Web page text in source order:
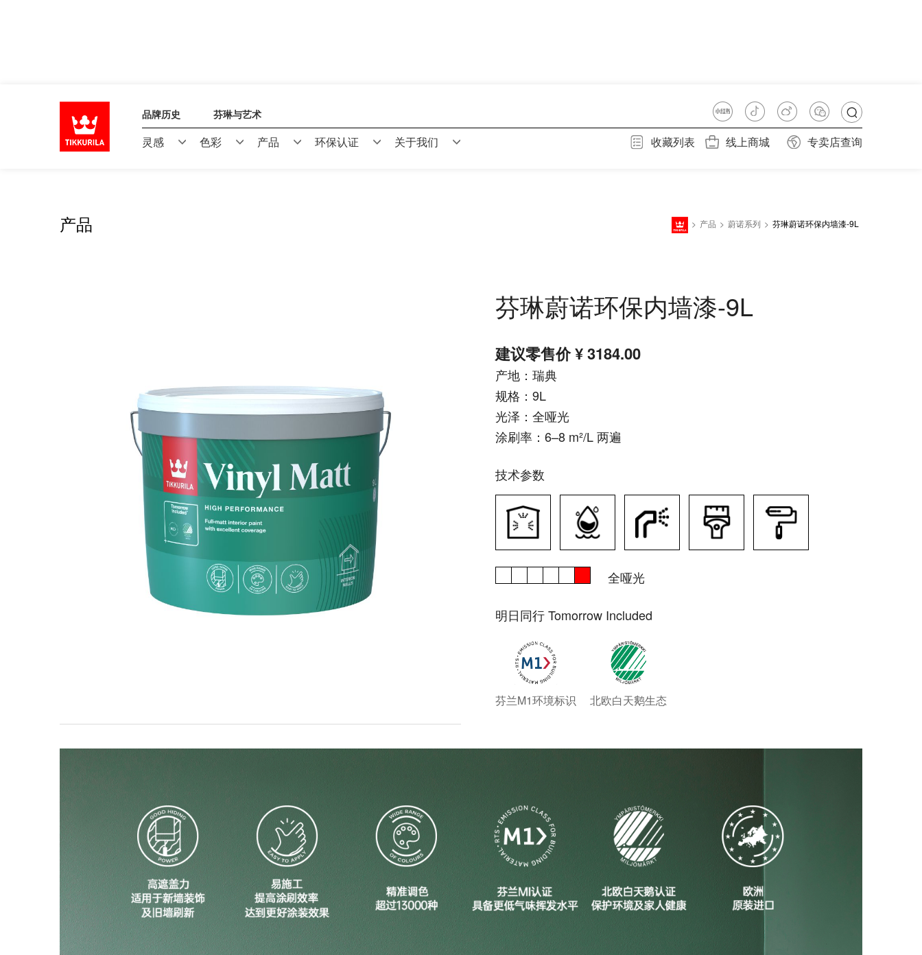
品牌历史 芬琳与艺术
灵感 色彩 产品 环保认证 关于我们 收藏列表 线上商城 专卖店查询
产品 > 产品 > 蔚诺系列 > 芬琳蔚诺环保内墙漆-9L
芬琳蔚诺环保内墙漆-9L
建议零售价 ¥ 3184.00
产地：瑞典
规格：9L
光泽：全哑光
涂刷率：6–8 m²/L 两遍
技术参数
全哑光
明日同行 Tomorrow Included
芬兰M1环境标识 北欧白天鹅生态